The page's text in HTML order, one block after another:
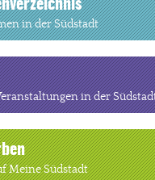
in der Südstadt
in der
Meine Südstadt